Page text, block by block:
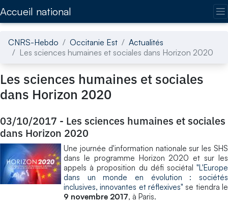
Accueil national
CNRS-Hebdo Occitanie Est
Actualités
Les sciences humaines et sociales dans Horizon 2020
Les sciences humaines et sociales
dans Horizon 2020
03/10/2017 - Les sciences humaines et sociales
dans Horizon 2020
Une journée d'information nationale sur les SHS
dans le programme Horizon 2020 et sur les
appels à proposition du défi sociétal "L'Europe
dans un monde en évolution : sociétés
inclusives, innovantes et réflexives" se tiendra le
9 novembre 2017, à Paris.